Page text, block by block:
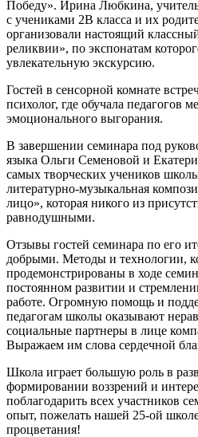
Победу». Ирина Любкина,
с учениками 2В класса и их
организовали настоящий
реликвии», по экспонатам
увлекательную экскурсию.
Гостей в сенсорной комнате
психолог, где обучала педагогов
эмоционального выгорания.
В завершении семинара под
языка Ольги Семеновой и
самых творческих учеников
литературно-музыкальная
лицо», которая никого из
равнодушными.
Отзывы гостей семинара по его
добрыми. Методы и технологии,
продемонстрированы в ходе
постоянном развитии и
работе. Огромную помощь и
педагогам школы оказывают
социальные партнеры в лице
Выражаем им слова сердечной
Школа играет большую роль в
формировании воззрений и
поблагодарить всех участников
опыт, пожелать нашей 25-ой
процветания!